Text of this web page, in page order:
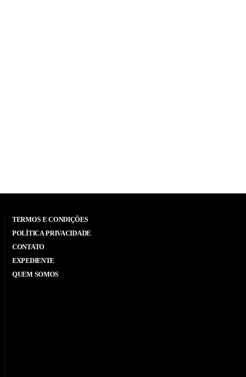
TERMOS E CONDIÇÕES
POLÍTICA PRIVACIDADE
CONTATO
EXPEDIENTE
QUEM SOMOS